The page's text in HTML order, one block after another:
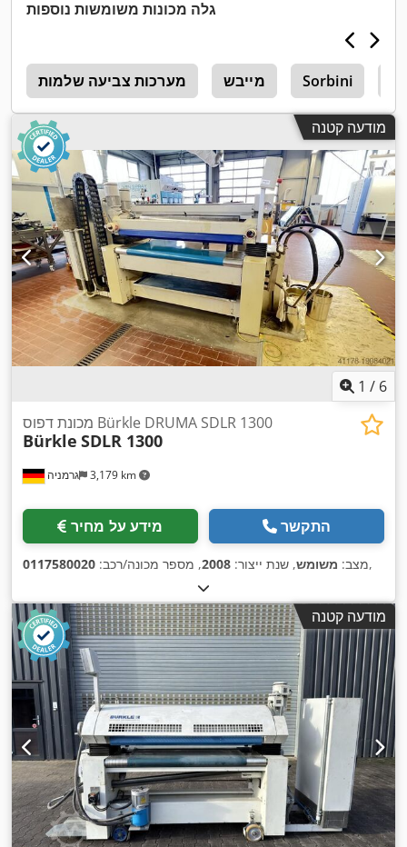
גלה מכונות משומשות נוספות
מערכות צביעה שלמות מייבש Sorbini
מודעה קטנה
1 / 6
גרמניה 3,179 km
מכונת דפוס Bürkle DRUMA SDLR 1300
Bürkle SDLR 1300
מידע על מחיר התקשר
מצב: משומש, שנת ייצור: 2008, מספר מכונה/רכב: 0117580020 ,
מודעה קטנה